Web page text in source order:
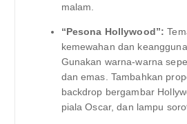
malam.
“Pesona Hollywood”:
kemewahan dan
Gunakan warna-warna
dan emas. Tambahkan
backdrop bergambar
piala Oscar, dan lampu